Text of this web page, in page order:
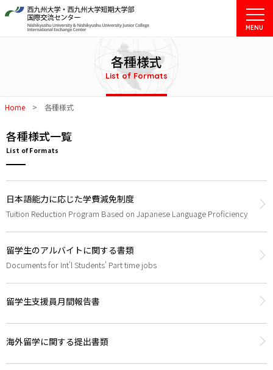
MENU
各種様式
List of Formats
Home > 各種様式
各種様式一覧
List of Formats
日本語能力に応じた学費減免制度
Tuition Reduction Program Based on Japanese Language Proficiency
留学生のアルバイトに関する書類
Documents for Int'l Students' Part time jobs
留学生支援員月間報告書
海外留学に関する提出書類